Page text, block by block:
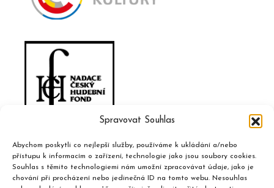
Spravovat Souhlas
Abychom poskytli co nejlepší služby, používáme k ukládání a/nebo
přístupu k informacím o zařízení, technologie jako jsou soubory cookies.
Souhlas s těmito technologiemi nám umožní zpracovávat údaje, jako je
chování při procházení nebo jedinečná ID na tomto webu. Nesouhlas